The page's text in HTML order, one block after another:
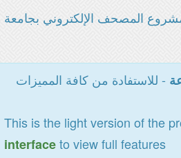
المصحف الإلكتروني بجامعة
- للاستفادة من كافة المميزات
This is the light version of the
interfaceto view full features